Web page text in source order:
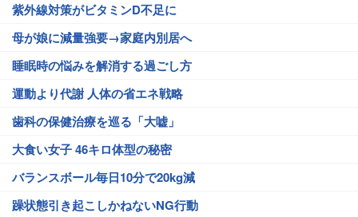
紫外線対策がビタミンD不足に
母が娘に減量強要→家庭内別居へ
睡眠時の悩みを解消する過ごし方
運動より代謝 人体の省エネ戦略
歯科の保健治療を巡る「大嘘」
大食い女子 46キロ体型の秘密
バランスボール毎日10分で20kg減
躁状態引き起こしかねないNG行動